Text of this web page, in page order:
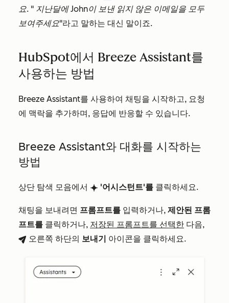
요. " 지난달에 John이 보낸 읽지 않은 이메일을 모두
보여주세요"라고 말하는 대신 말이죠.
HubSpot에서 Breeze Assistant를
사용하는 방법
Breeze Assistant를 사용하여 채팅을 시작하고, 요청
에 맥락을 추가하며, 응답에 반응할 수 있습니다.
Breeze Assistant와 대화를 시작하는
방법
상단 탐색 모음에서 breezeSingleStarIcon '어시스턴트'를 클릭하세요.
채팅을 보내려면 프롬프트를 입력하거나, 제안된 프롬
프트를 클릭하거나, 저장된 프롬프트를 선택한 다음,
breezeSendIcon 오른쪽 하단의 보내기 아이콘을 클릭하세요.